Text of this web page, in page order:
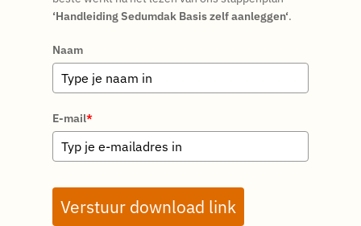
‘Handleiding Sedumdak Basis zelf aanleggen‘.
Naam
E-mail*
Verstuur download link